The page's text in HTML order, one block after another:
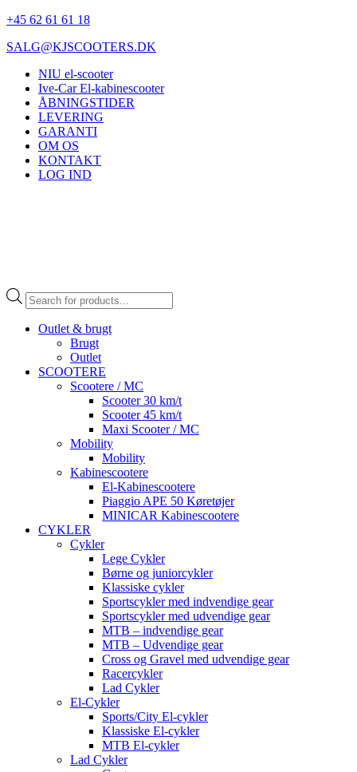
+45 62 61 61 18
SALG@KJSCOOTERS.DK
NIU el-scooter
Ive-Car El-kabinescooter
ÅBNINGSTIDER
LEVERING
GARANTI
OM OS
KONTAKT
LOG IND
Products
search
Outlet & brugt
Brugt
Outlet
SCOOTERE
Scootere / MC
Scooter 30 km/t
Scooter 45 km/t
Maxi Scooter / MC
Mobility
Mobility
Kabinescootere
El-Kabinescootere
Piaggio APE 50 Køretøjer
MINICAR Kabinescootere
CYKLER
Cykler
Lege Cykler
Børne og juniorcykler
Klassiske cykler
Sportscykler med indvendige gear
Sportscykler med udvendige gear
MTB – indvendige gear
MTB – Udvendige gear
Cross og Gravel med udvendige gear
Racercykler
Lad Cykler
El-Cykler
Sports/City El-cykler
Klassiske El-cykler
MTB El-cykler
Lad Cykler